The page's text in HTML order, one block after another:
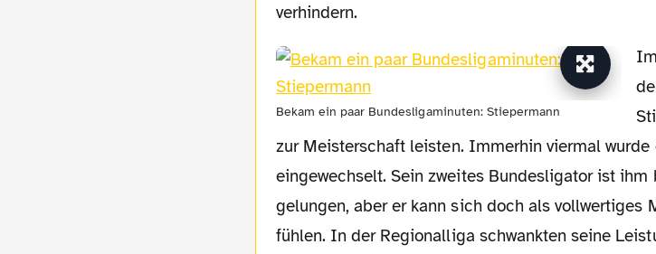
verhindern.
Bekam ein paar Bundesligaminuten: Stiepermann
Im Gegensatz zu seinen Kollegen aus
zur Meisterschaft leisten. Immerhin viermal wurde
eingewechselt. Sein zweites Bundesligator ist
gelungen, aber er kann sich doch als
fühlen. In der Regionalliga schwankten seine